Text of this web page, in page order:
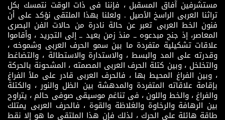
مستشرفين آفاق المسقبل ، فإننا فى ذات الوقت نتمسك بكل
تراثنا العربى الراسخ الأصيل . ولعلنا بهذا الملتقى نؤكد على أن
فنون الخط العربى تعبر عن حالة نادرة من حالات الفن البصرى
المعاصر، إذ جنح مبدعوه ــ منذ زمن بعيد ــ إلى التجريد ، وأقاموا
علاقات تشكيلية متفردة ما بين سمو الحرف العربى وشموخه ،
وقدرته على المد والبسط ، والاستدارة والاستطالة ، والتضاغط
والتخلخل ، وبين كتلة الحرف العربى المصمته ، المشحونة بالحركة
، وبين الفراغ المحيط بها ، فالحرف العربى قادر على ملأ الفراغ
بإقامة علاقاته المتفردة والمدهشة بين الظل والنور ، والكتلة
والفراغ ، والخط واللون ، فى تناغم موسيقى صوفى حالم ، يتراوح
بين الرهافة والرخاوة والغلاظة والقوة ، فالحرف العربى يمتلك
طاقة هائلة على الحرك ، لذلك فإن هذا الملتقى ما هو إلا نقط